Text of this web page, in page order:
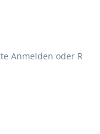
Anmelden oder R